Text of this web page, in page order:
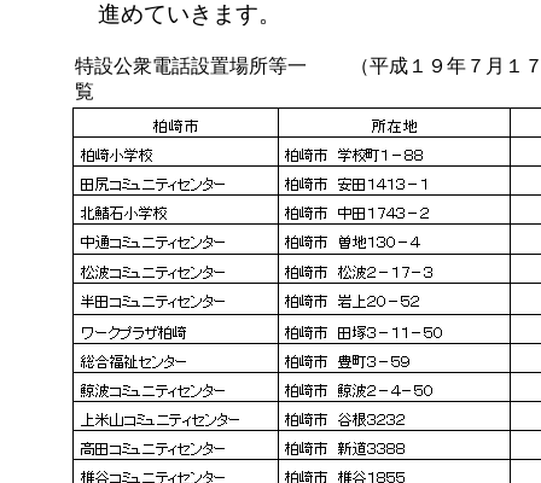
進めていきます。
特設公衆電話設置場所等一
覧
（平成１９年７月